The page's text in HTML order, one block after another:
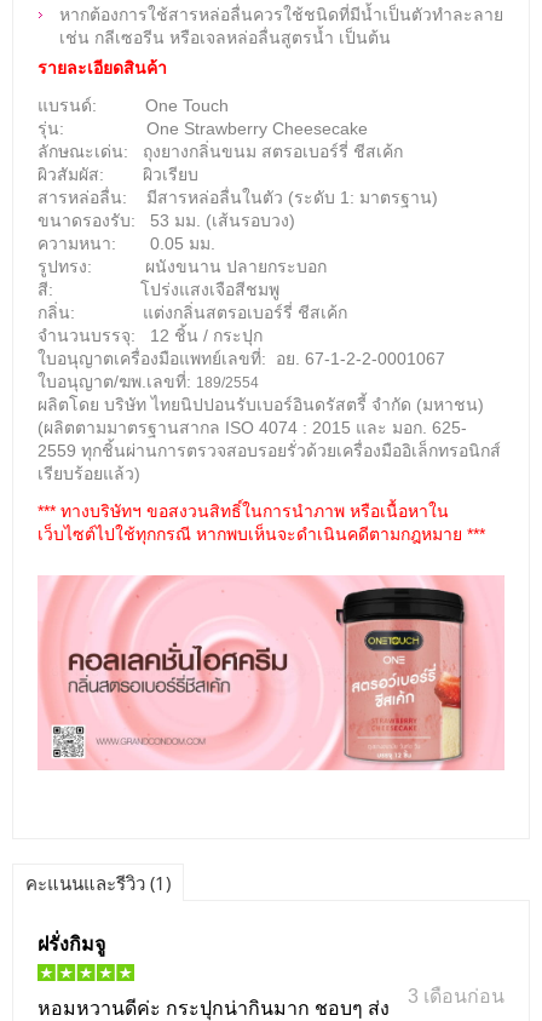
หากต้องการใช้สารหล่อลื่นควรใช้ชนิดที่มีน้ำเป็นตัวทำละลาย
เช่น กลีเซอรีน หรือเจลหล่อลื่นสูตรน้ำ เป็นต้น
รายละเอียดสินค้า
แบรนด์: One Touch
รุ่น: One Strawberry Cheesecake
ลักษณะเด่น: ถุงยางกลิ่นขนม สตรอเบอร์รี่ ชีสเค้ก
ผิวสัมผัส: ผิวเรียบ
สารหล่อลื่น: มีสารหล่อลื่นในตัว (ระดับ 1: มาตรฐาน)
ขนาดรองรับ: 53 มม. (เส้นรอบวง)
ความหนา: 0.05 มม.
รูปทรง: ผนังขนาน ปลายกระบอก
สี: โปร่งแสงเจือสีชมพู
กลิ่น: แต่งกลิ่นสตรอเบอร์รี่ ชีสเค้ก
จำนวนบรรจุ: 12 ชิ้น / กระปุก
ใบอนุญาตเครื่องมือแพทย์เลขที่: อย. 67-1-2-2-0001067
ใบอนุญาต/ฆพ.เลขที่: 189/2554
ผลิตโดย บริษัท ไทยนิปปอนรับเบอร์อินดรัสตรี้ จำกัด (มหาชน)
(ผลิตตามมาตรฐานสากล ISO 4074 : 2015 และ มอก. 625-
2559 ทุกชิ้นผ่านการตรวจสอบรอยรั่วด้วยเครื่องมืออิเล็กทรอนิกส์
เรียบร้อยแล้ว)
*** ทางบริษัทฯ ขอสงวนสิทธิ์ในการนำภาพ หรือเนื้อหาใน
เว็บไซต์ไปใช้ทุกกรณี หากพบเห็นจะดำเนินคดีตามกฎหมาย ***
คะแนนและรีวิว (1)
ฝรั่งกิมจู
3 เดือนก่อน
หอมหวานดีค่ะ กระปุกน่ากินมาก ชอบๆ ส่ง